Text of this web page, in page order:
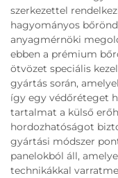
szerkezettel
hagyományos
anyagmérnöki
ebben a prémium
ötvözet speciális
gyártás során,
így egy védőréteget
tartalmat a külső
hordozhatóságot
gyártási módszer
panelokból áll,
technikákkal